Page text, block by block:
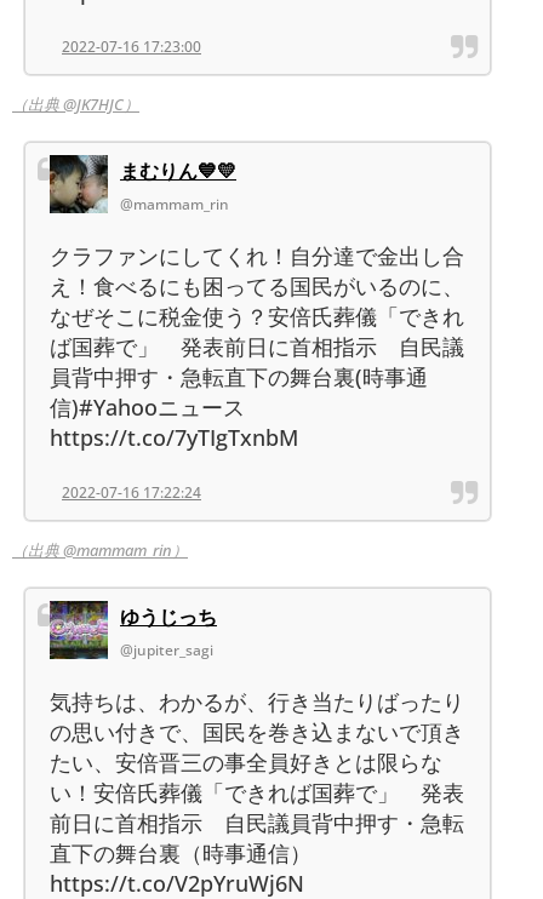
2022-07-16 17:23:00
（出典 @JK7HJC）
まむりん💙💛
@mammam_rin
クラファンにしてくれ！自分達で金出し合
え！食べるにも困ってる国民がいるのに、
なぜそこに税金使う？安倍氏葬儀「できれ
ば国葬で」 発表前日に首相指示 自民議
員背中押す・急転直下の舞台裏(時事通
信)#Yahooニュース
https://t.co/7yTIgTxnbM
2022-07-16 17:22:24
（出典 @mammam_rin）
ゆうじっち
@jupiter_sagi
気持ちは、わかるが、行き当たりばったり
の思い付きで、国民を巻き込まないで頂き
たい、安倍晋三の事全員好きとは限らな
い！安倍氏葬儀「できれば国葬で」 発表
前日に首相指示 自民議員背中押す・急転
直下の舞台裏（時事通信）
https://t.co/V2pYruWj6N